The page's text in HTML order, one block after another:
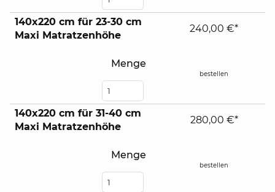
140x220 cm für 23-30 cm
Maxi Matratzenhöhe
Menge
240,00 €*
bestellen
140x220 cm für 31-40 cm
Maxi Matratzenhöhe
Menge
280,00 €*
bestellen